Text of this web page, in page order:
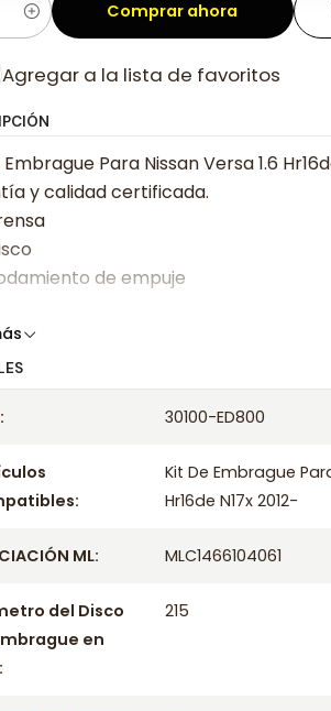
Comprar ahora
Agregar a la lista de favoritos
Para Nissan Versa 1.6
y calidad certificada.
de empuje
especialistas en embragues desde
30100-ED800
Kit De Embrague
Hr16de N17x 2012-
ML: MLC1466104061
del Disco
en
215